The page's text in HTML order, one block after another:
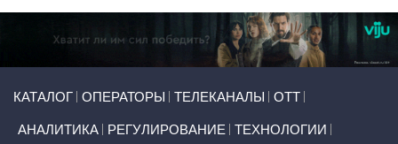
КАТАЛОГ ОПЕРАТОРЫ ТЕЛЕКАНАЛЫ ОТТ
АНАЛИТИКА РЕГУЛИРОВАНИЕ ТЕХНОЛОГИИ